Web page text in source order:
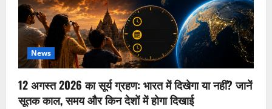
News
12 अगस्त 2026 का सूर्य ग्रहण: भारत में दिखेगा या नहीं? जानें
सूतक काल, समय और किन देशों में होगा दिखाई